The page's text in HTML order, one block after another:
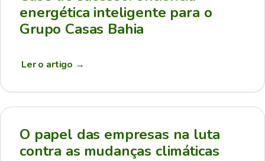
energética inteligente para o
Grupo Casas Bahia
Ler o artigo →
O papel das empresas na luta
contra as mudanças climáticas